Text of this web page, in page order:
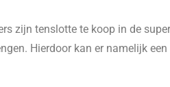
zijn tenslotte te koop in de
Hierdoor kan er namelijk